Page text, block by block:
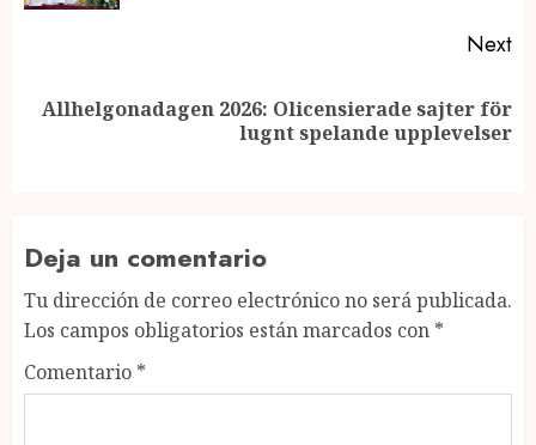
Next
Next
Allhelgonadagen 2026: Olicensierade sajter för
lugnt spelande upplevelser
Deja un comentario
Tu dirección de correo electrónico no será publicada.
Los campos obligatorios están marcados con *
Comentario *